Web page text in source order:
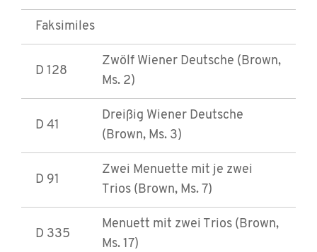
Faksimiles
D 128
Zwölf Wiener Deutsche (Brown,
Ms. 2)
D 41
Dreißig Wiener Deutsche
(Brown, Ms. 3)
D 91
Zwei Menuette mit je zwei
Trios (Brown, Ms. 7)
D 335
Menuett mit zwei Trios (Brown,
Ms. 17)